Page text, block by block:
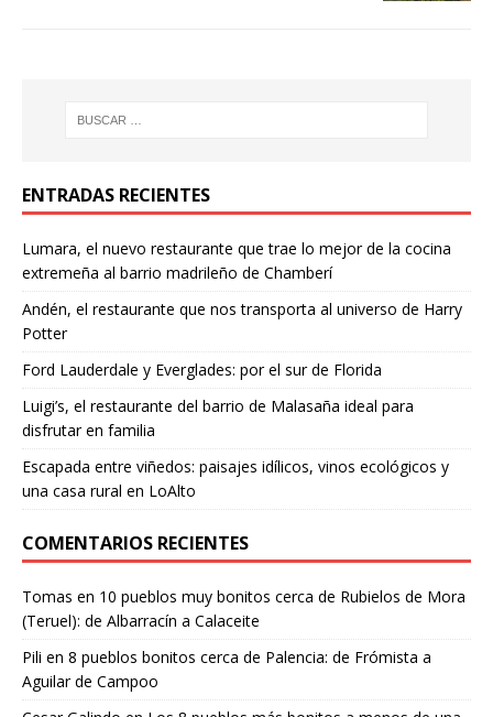
ENTRADAS RECIENTES
Lumara, el nuevo restaurante que trae lo mejor de la cocina
extremeña al barrio madrileño de Chamberí
Andén, el restaurante que nos transporta al universo de Harry
Potter
Ford Lauderdale y Everglades: por el sur de Florida
Luigi’s, el restaurante del barrio de Malasaña ideal para
disfrutar en familia
Escapada entre viñedos: paisajes idílicos, vinos ecológicos y
una casa rural en LoAlto
COMENTARIOS RECIENTES
Tomas en 10 pueblos muy bonitos cerca de Rubielos de Mora
(Teruel): de Albarracín a Calaceite
Pili en 8 pueblos bonitos cerca de Palencia: de Frómista a
Aguilar de Campoo